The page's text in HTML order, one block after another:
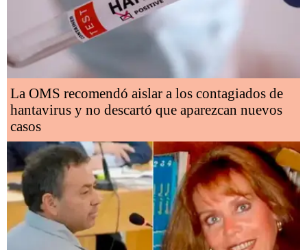
La OMS recomendó aislar a los contagiados de
hantavirus y no descartó que aparezcan nuevos
casos